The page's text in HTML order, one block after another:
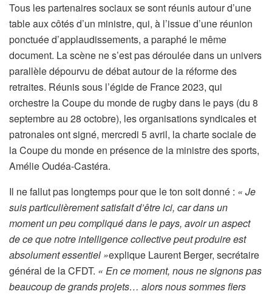
Tous les partenaires sociaux se sont réunis autour d’une
table aux côtés d’un ministre, qui, à l’issue d’une réunion
ponctuée d’applaudissements, a paraphé le même
document. La scène ne s’est pas déroulée dans un univers
parallèle dépourvu de débat autour de la réforme des
retraites. Réunis sous l’égide de France 2023, qui
orchestre la Coupe du monde de rugby dans le pays (du 8
septembre au 28 octobre), les organisations syndicales et
patronales ont signé, mercredi 5 avril, la charte sociale de
la Coupe du monde en présence de la ministre des sports,
Amélie Oudéa-Castéra.
Il ne fallut pas longtemps pour que le ton soit donné : « Je
suis particulièrement satisfait d’être ici, car dans un
moment un peu compliqué dans le pays, avoir un aspect
de ce que notre intelligence collective peut produire est
absolument essentiel »explique Laurent Berger, secrétaire
général de la CFDT. « En ce moment, nous ne signons pas
beaucoup de grands projets… alors nous sommes fiers